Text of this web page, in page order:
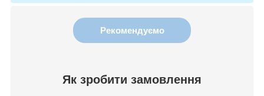
Рекомендуємо
Як зробити замовлення